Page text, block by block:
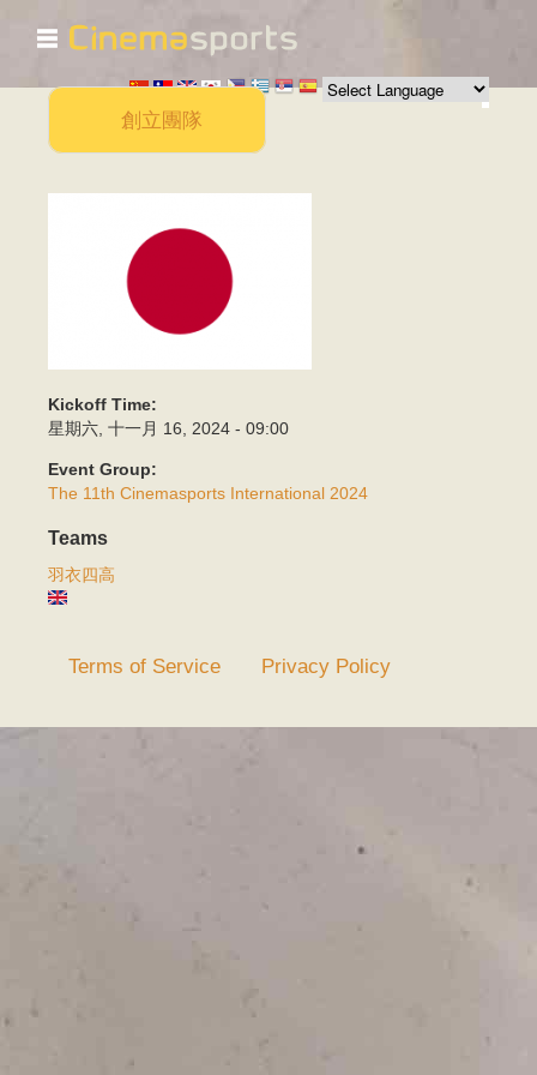
移
至
主
內
☰
創立團隊
Kickoff Time:
星期六, 十一月 16, 2024 - 09:00
Event Group:
The 11th Cinemasports International 2024
Teams
羽衣四高
Terms of Service Privacy Policy